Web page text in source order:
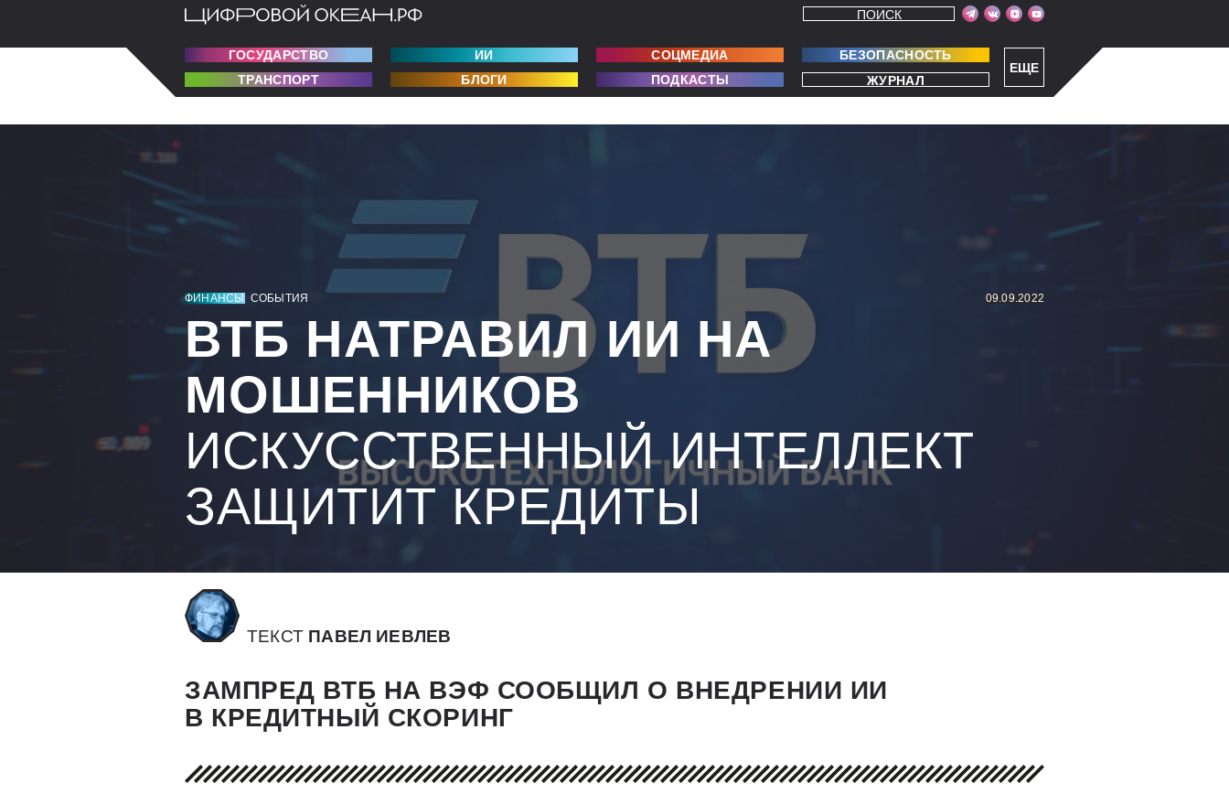
ЕЩЕ
ПОИСК
ГОСУДАРСТВО ИИ СОЦМЕДИА
БЕЗОПАСНОСТЬ
ТРАНСПОРТ
БЛОГИ ПОДКАСТЫ ЖУРНАЛ
ФИНАНСЫ СОБЫТИЯ 09.09.2022
ВТБ НАТРАВИЛ ИИ НА
МОШЕННИКОВ
ИСКУССТВЕННЫЙ ИНТЕЛЛЕКТ
ЗАЩИТИТ КРЕДИТЫ
ТЕКСТ ПАВЕЛ ИЕВЛЕВ
ЗАМПРЕД ВТБ НА ВЭФ СООБЩИЛ О ВНЕДРЕНИИ ИИ
В КРЕДИТНЫЙ СКОРИНГ